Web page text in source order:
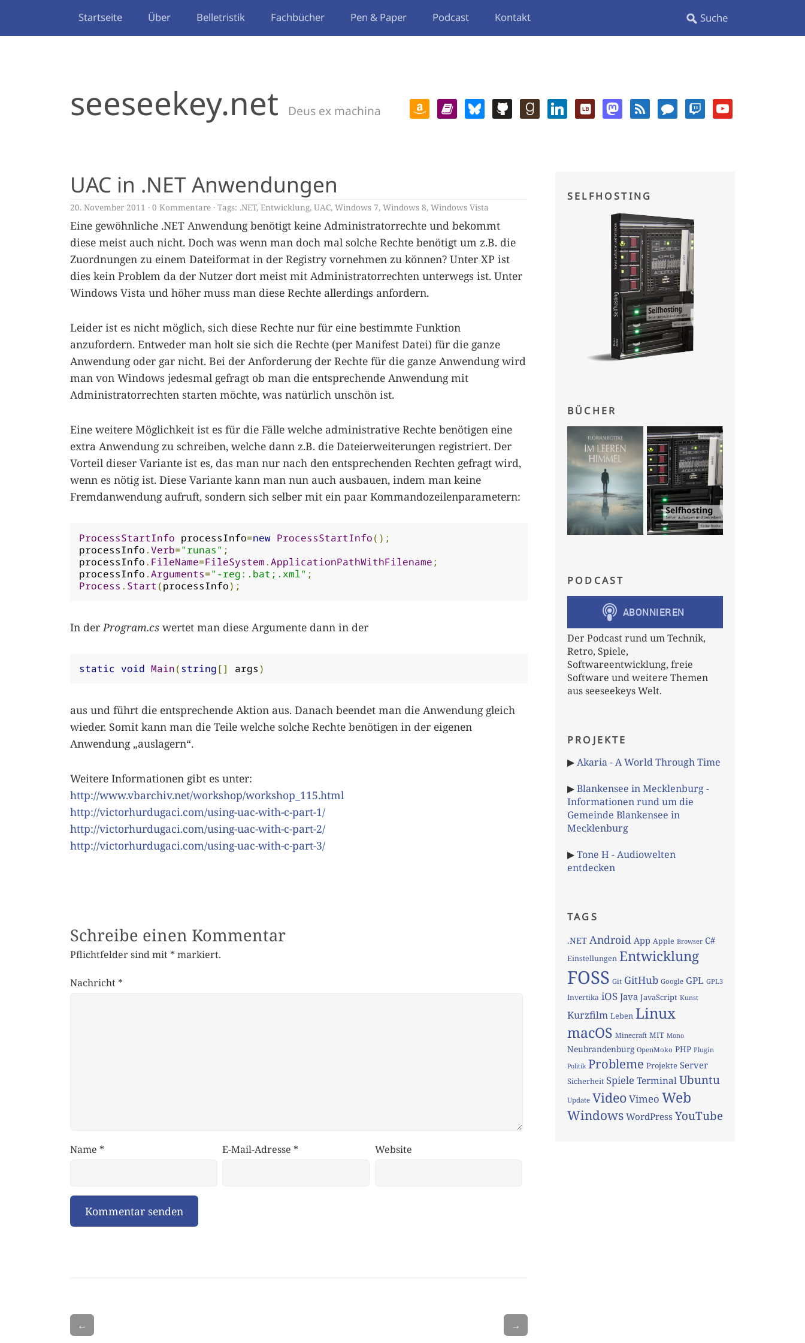
Startseite Über Belletristik Fachbücher Pen & Paper Podcast Kontakt
seeseekey.net Deus ex machina
UAC in .NET Anwendungen
20. November 2011 0 Kommentare Tags: .NET, Entwicklung, UAC, Windows 7, Windows 8, Windows Vista
Eine gewöhnliche .NET Anwendung benötigt keine Administratorrechte und bekommt
diese meist auch nicht. Doch was wenn man doch mal solche Rechte benötigt um z.B. die
Zuordnungen zu einem Dateiformat in der Registry vornehmen zu können? Unter XP ist
dies kein Problem da der Nutzer dort meist mit Administratorrechten unterwegs ist. Unter
Windows Vista und höher muss man diese Rechte allerdings anfordern.
Leider ist es nicht möglich, sich diese Rechte nur für eine bestimmte Funktion
anzufordern. Entweder man holt sie sich die Rechte (per Manifest Datei) für die ganze
Anwendung oder gar nicht. Bei der Anforderung der Rechte für die ganze Anwendung wird
man von Windows jedesmal gefragt ob man die entsprechende Anwendung mit
Administratorrechten starten möchte, was natürlich unschön ist.
Eine weitere Möglichkeit ist es für die Fälle welche administrative Rechte benötigen eine
extra Anwendung zu schreiben, welche dann z.B. die Dateierweiterungen registriert. Der
Vorteil dieser Variante ist es, das man nur nach den entsprechenden Rechten gefragt wird,
wenn es nötig ist. Diese Variante kann man nun auch ausbauen, indem man keine
Fremdanwendung aufruft, sondern sich selber mit ein paar Kommandozeilenparametern:
ProcessStartInfo processInfo=new ProcessStartInfo();
processInfo.Verb="runas" ;
processInfo. FileName=FileSystem.ApplicationPathWithFilename ;
processInfo.Arguments="-reg:.bat;.xml" ;
Process . Start(processInfo);
In derProgram.cs wertet man diese Argumente dann in der
static void Main(string[] args )
aus und führt die entsprechende Aktion aus. Danach beendet man die Anwendung gleich
wieder. Somit kann man die Teile welche solche Rechte benötigen in der eigenen
Anwendung „auslagern“.
Weitere Informationen gibt es unter:
http://www.vbarchiv.net/workshop/workshop_115.html
http://victorhurdugaci.com/using-uac-with-c-part-1/
http://victorhurdugaci.com/using-uac-with-c-part-2/
http://victorhurdugaci.com/using-uac-with-c-part-3/
Schreibe einen Kommentar
Pflichtfelder sind mit * markiert.
Nachricht *
Name * E-Mail-Adresse * Website
← →
SELFHOSTING
BÜCHER
PODCAST
Der Podcast rund um Technik,
Retro, Spiele,
Softwareentwicklung, freie
Software und weitere Themen
aus seeseekeys Welt.
PROJEKTE
▶Akaria - A World Through Time
▶Blankensee in Mecklenburg -
Informationen rund um die
Gemeinde Blankensee in
Mecklenburg
▶Tone H - Audiowelten
entdecken
TAGS
.NET Android App Apple Browser C#
Einstellungen Entwicklung
FOSS Git GitHub Google GPL GPL3
Invertika iOS Java JavaScript Kunst
Kurzfilm Leben Linux
macOS Minecraft MIT Mono
Neubrandenburg OpenMoko PHP Plugin
Politik Probleme Projekte Server
Sicherheit Spiele TerminalUbuntu
Update VideoVimeo Web
Windows WordPress YouTube